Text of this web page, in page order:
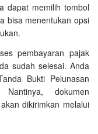
dapat memilih tombol
bisa menentukan opsi
pembayaran pajak
sudah selesai. Anda
Bukti Pelunasan
dokumen
dikirimkan melalui